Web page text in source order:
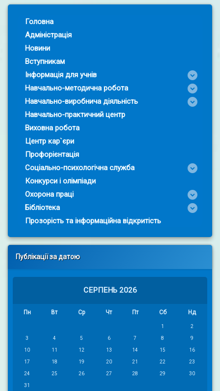
Головна
Адміністрація
Новини
Вступникам
Інформація для учнів
Навчально-методична робота
Навчально-виробнича діяльність
Навчально-практичний центр
Виховна робота
Центр кар`єри
Профорієнтація
Соціально-психологічна служба
Конкурси і олімпіади
Охорона праці
Бібліотека
Прозорість та інформаційна відкритість
Публікації за датою
СЕРПЕНЬ 2026
Пн Вт Ср Чт Пт Сб Нд
1 2
3 4 5 6 7 8 9
10 11 12 13 14 15 16
17 18 19 20 21 22 23
24 25 26 27 28 29 30
31